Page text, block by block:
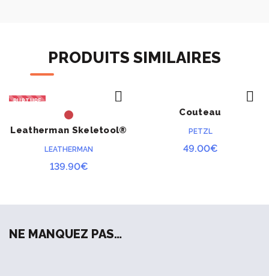
PRODUITS SIMILAIRES
RUPTURE
ACHETER
Leatherman Skeletool®
LEATHERMAN
139.90€
ACHETER
Couteau
PETZL
49.00€
NE MANQUEZ PAS…